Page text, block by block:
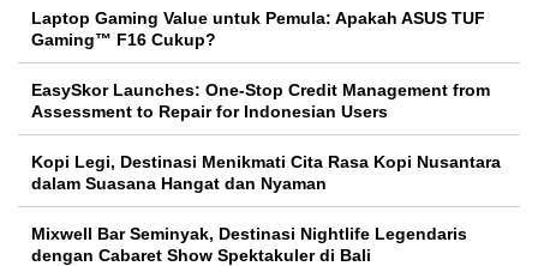
Laptop Gaming Value untuk Pemula: Apakah ASUS TUF
Gaming™ F16 Cukup?
EasySkor Launches: One-Stop Credit Management from
Assessment to Repair for Indonesian Users
Kopi Legi, Destinasi Menikmati Cita Rasa Kopi Nusantara
dalam Suasana Hangat dan Nyaman
Mixwell Bar Seminyak, Destinasi Nightlife Legendaris
dengan Cabaret Show Spektakuler di Bali